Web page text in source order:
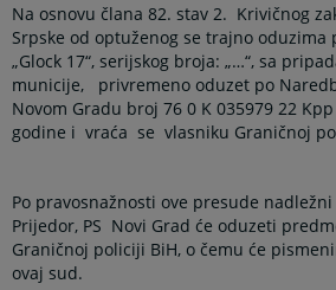
Na osnovu člana 82. stav 2. Krivičnog
Srpske od optuženog se trajno oduzima
„Glock 17“, serijskog broja: „…“, sa
municije,
privremeno oduzet po
Novom Gradu broj 76 0 K 035979 22 Kpp
godine i vraća se vlasniku Graničnoj
Po pravosnažnosti ove presude nadležni
Prijedor, PS Novi Grad će oduzeti
Graničnoj policiji BiH, o čemu će
ovaj sud.